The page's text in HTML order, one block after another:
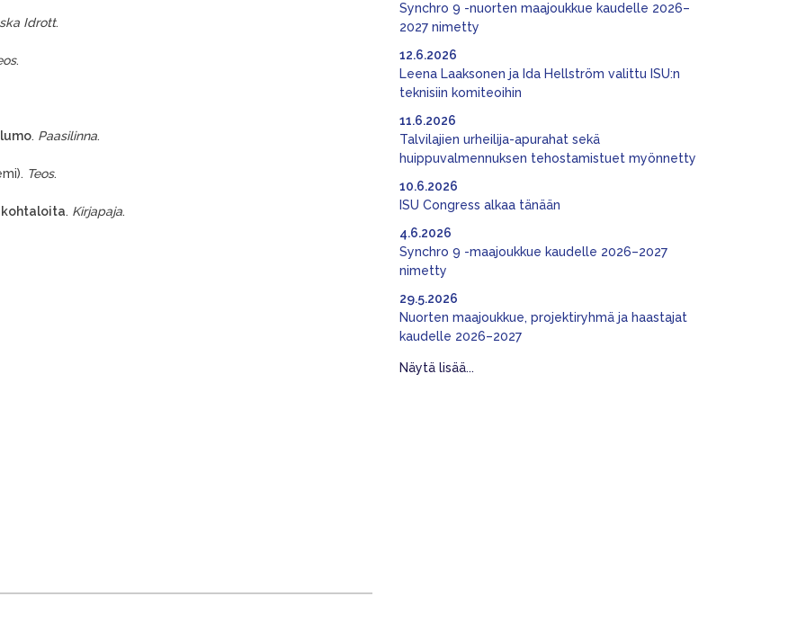
Idrott.
.
. Paasilinna.
Teos.
. Kirjapaja.
Synchro 9 -nuorten maajoukkue kaudelle 2026–
2027 nimetty
Leena Laaksonen ja Ida Hellström valittu ISU:n
teknisiin komiteoihin
12.6.2026
Talvilajien urheilija-apurahat sekä
huippuvalmennuksen tehostamistuet myönnetty
11.6.2026
ISU Congress alkaa tänään
10.6.2026
Synchro 9 -maajoukkue kaudelle 2026–2027
nimetty
4.6.2026
Nuorten maajoukkue, projektiryhmä ja haastajat
kaudelle 2026–2027
29.5.2026
Näytä lisää...